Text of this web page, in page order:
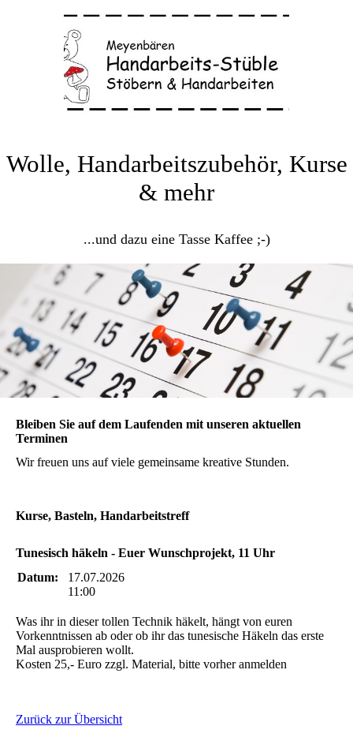
Wolle, Handarbeitszubehör, Kurse
& mehr
...und dazu eine Tasse Kaffee ;-)
Bleiben Sie auf dem Laufenden mit unseren aktuellen
Terminen
Wir freuen uns auf viele gemeinsame kreative Stunden.
Kurse, Basteln, Handarbeitstreff
Tunesisch häkeln - Euer Wunschprojekt, 11 Uhr
Datum:
17.07.2026
11:00
Was ihr in dieser tollen Technik häkelt, hängt von euren
Vorkenntnissen ab oder ob ihr das tunesische Häkeln das erste
Mal ausprobieren wollt.
Kosten 25,- Euro zzgl. Material, bitte vorher anmelden
Zurück zur Übersicht